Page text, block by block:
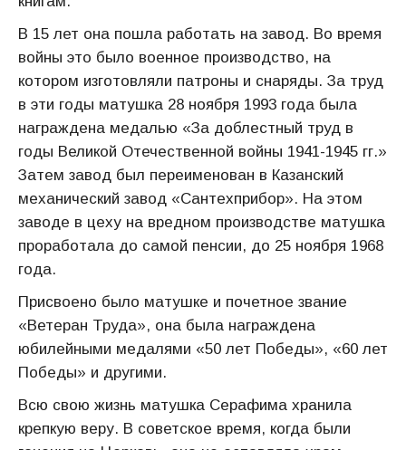
В 15 лет она пошла работать на завод. Во время
войны это было военное производство, на
котором изготовляли патроны и снаряды. За труд
в эти годы матушка 28 ноября 1993 года была
награждена медалью «За доблестный труд в
годы Великой Отечественной войны 1941-1945 гг.»
Затем завод был переименован в Казанский
механический завод «Сантехприбор». На этом
заводе в цеху на вредном производстве матушка
проработала до самой пенсии, до 25 ноября 1968
года.
Присвоено было матушке и почетное звание
«Ветеран Труда», она была награждена
юбилейными медалями «50 лет Победы», «60 лет
Победы» и другими.
Всю свою жизнь матушка Серафима хранила
крепкую веру. В советское время, когда были